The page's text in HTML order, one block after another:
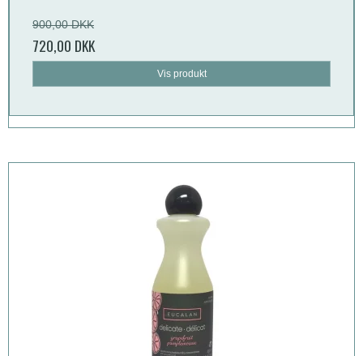
900,00 DKK
720,00 DKK
Vis produkt